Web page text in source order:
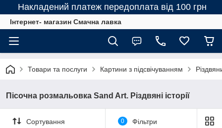
Накладений платеж передоплата від 100 грн
Інтернет- магазин Смачна лавка
Товари та послуги Картини з підсвічуванням
Пісочна розмальовка Sand Art. Різдвяні історії
Сортування 0 Фільтри